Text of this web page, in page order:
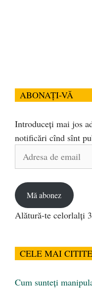
ABONAȚI-VĂ
Introduceți mai jos
notificări cînd sînt
Adresa
Mă abonez
Alătură-te celorlalți
CELE MAI CITITE
Cum sunteți